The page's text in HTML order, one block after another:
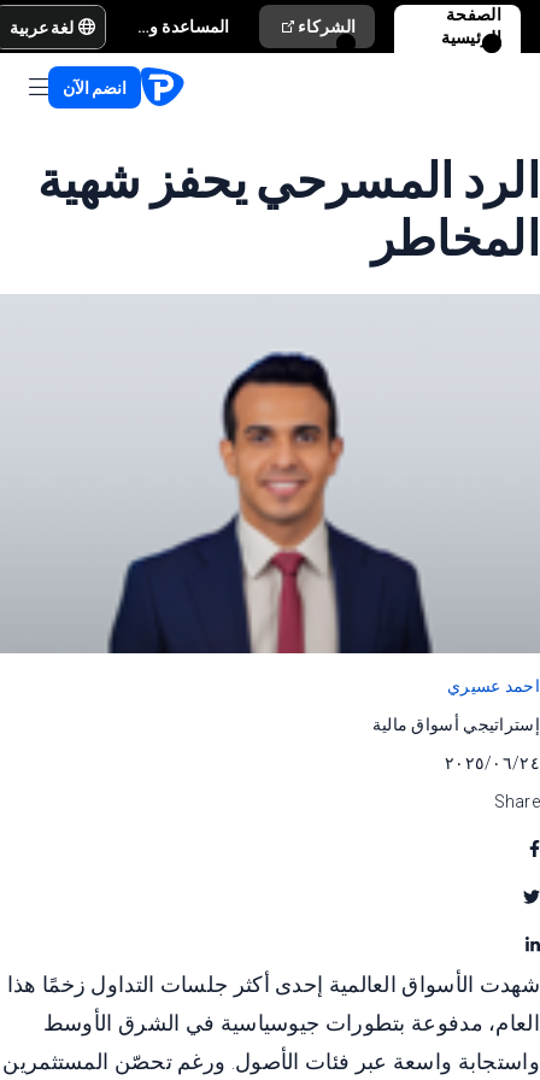
الصفحة
الرئيسية
الشركاء المساعدة والدعم لغة عربية
انضم الآن
الرد المسرحي يحفز شهية
المخاطر
احمد عسيري
إستراتيجي أسواق مالية
٢٤‏/٠٦‏/٢٠٢٥
Share
شهدت الأسواق العالمية إحدى أكثر جلسات التداول زخمًا هذا
العام، مدفوعة بتطورات جيوسياسية في الشرق الأوسط
واستجابة واسعة عبر فئات الأصول. ورغم تحصّن المستثمرين